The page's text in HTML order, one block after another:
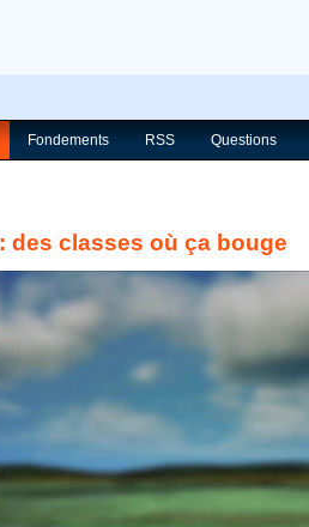
Fondements RSS Questions
des classes où ça bouge